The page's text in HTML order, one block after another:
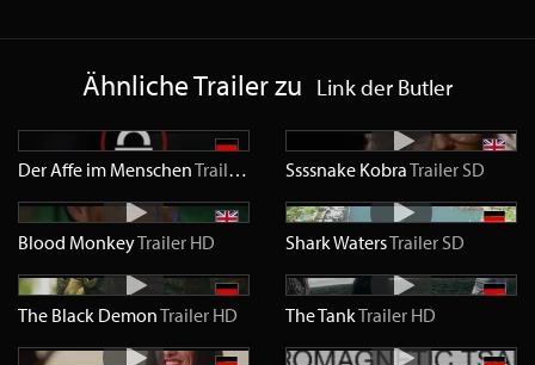
Ähnliche Trailer zu Link der Butler
Der Affe im MenschenTrailer Ssssnake KobraTrailer SD
Blood MonkeyTrailer HD Shark WatersTrailer SD
The Black DemonTrailer HD The TankTrailer HD